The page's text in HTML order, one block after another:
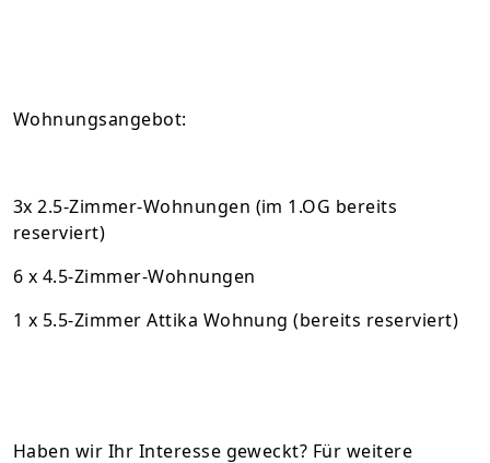
Wohnungsangebot:
3x 2.5-Zimmer-Wohnungen (im 1.OG bereits
reserviert)
6 x 4.5-Zimmer-Wohnungen
1 x 5.5-Zimmer Attika Wohnung (bereits reserviert)
Haben wir Ihr Interesse geweckt? Für weitere